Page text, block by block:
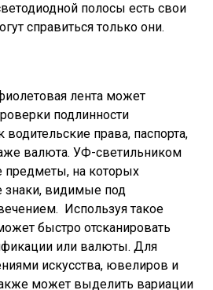
полосы есть свои
справиться только они.
лента может
подлинности
водительские права, паспорта,
валюта. УФ-светильником
на которых
видимые под
Используя такое
быстро отсканировать
или валюты. Для
искусства, ювелиров и
может выделить вариации